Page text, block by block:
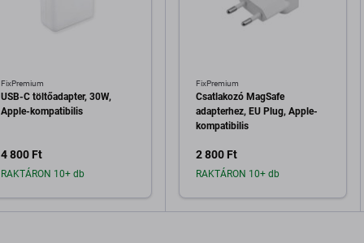
FixPremium
USB-C töltőadapter, 30W,
Apple-kompatibilis
4 800 Ft
RAKTÁRON 10+ db
FixPremium
Csatlakozó MagSafe
adapterhez, EU Plug, Apple-
kompatibilis
2 800 Ft
RAKTÁRON 10+ db